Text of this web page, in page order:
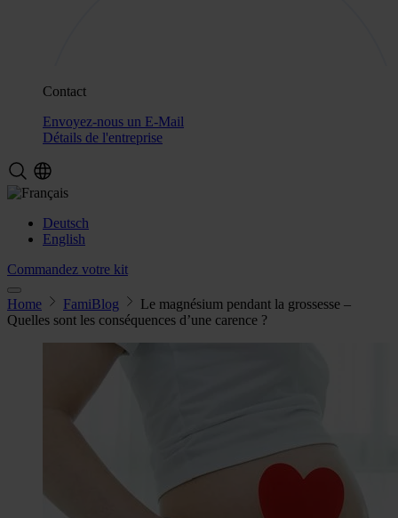
Contact
Envoyez-nous un E-Mail
Détails de l'entreprise
Deutsch
English
Commandez votre kit
Home FamiBlog
Le magnésium pendant la grossesse –
Quelles sont les conséquences d’une carence ?